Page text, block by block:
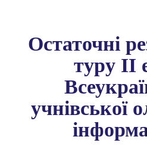
Остаточні
туру ІІ
учнівської